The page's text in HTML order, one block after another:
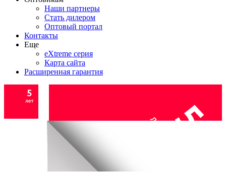
Наши партнеры
Стать дилером
Оптовый портал
Контакты
Еще
eXtreme серия
Карта сайта
Расширенная гарантия